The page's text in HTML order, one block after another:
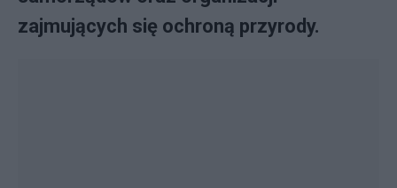
zajmujących się ochroną przyrody.